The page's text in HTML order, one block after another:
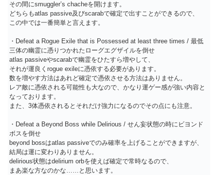
その間にsmuggler’s chacheを開けます。
どちらもatlas passive及びscarabで確定で出すことができるので、
この中では一番簡単と言えます。
・Defeat a Rogue Exile that is Possessed at least three times / 最低
三体の幽霊に憑りつかれたローグエグザイルを倒せ
atlas passiveやscarabで幽霊をひたすら増やして、
それが運良くrogue exileに憑依する必要があります。
数を増やす方法はあれど確定で憑依させる方法はありません。
レア敵に憑依される可能性も大なので、かなり運ゲー感が強い内容と
なっております。
また、3体憑依されるとそれだけ強力になるのでその点にも注意。
・Defeat a Beyond Boss while Delirious / せん妄状態の時にビヨンド
ボスを倒せ
beyond bossはatlas passiveでのみ確率を上げることができますが、
結局は運に変わりありません。
delirious状態はdelirium orbを使えば確定で常時なるので、
まあ楽な方なのかな……と思います。